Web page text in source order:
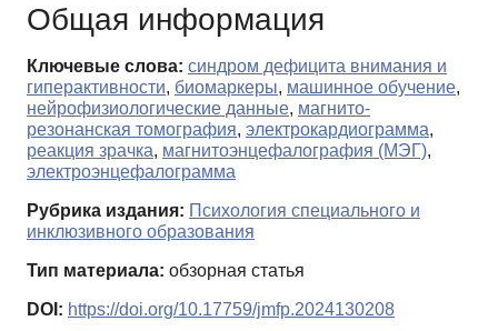
Общая информация
Ключевые слова: синдром дефицита внимания и
гиперактивности, биомаркеры, машинное обучение,
нейрофизиологические данные, магнито-
резонанская томография, электрокардиограмма,
реакция зрачка, магнитоэнцефалография (МЭГ),
электроэнцефалограмма
Рубрика издания: Психология специального и
инклюзивного образования
Тип материала: обзорная статья
DOI: https://doi.org/10.17759/jmfp.2024130208